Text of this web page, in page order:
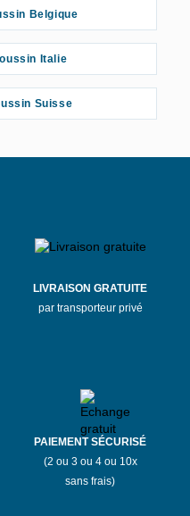
Belgique
Italie
Suisse
LIVRAISON GRATUITE
par transporteur privé
PAIEMENT SÉCURISÉ
(2 ou 3 ou 4 ou 10x
sans frais)